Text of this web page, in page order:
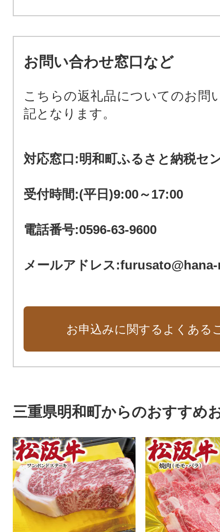
お問い合わせ窓口など
こちらの返礼品についてのお問
記となります。
対応窓口:明和町ふるさと納税セ
受付時間:(平日)9:00～17:00
電話番号:0596-63-9600
メールアドレス
お申込みに関するよくある
三重県明和町からのおすすめ